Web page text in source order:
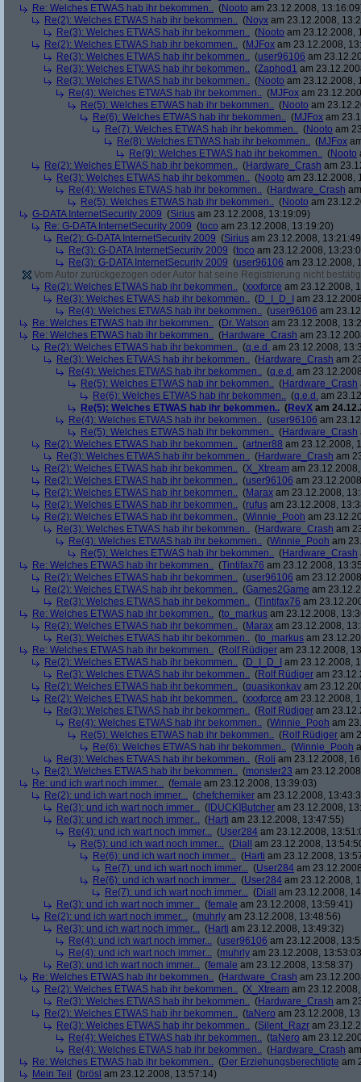
Re: Welches ETWAS hab ihr bekommen.. (Nooto am 23.12.2008,
Re(2): Welches ETWAS hab ihr bekommen.. (Noyx am 23.12.2008,
Re(3): Welches ETWAS hab ihr bekommen.. (Nooto am 23.12.2008,
Re(2): Welches ETWAS hab ihr bekommen.. (MJFox am 23.12.2008,
Re(3): Welches ETWAS hab ihr bekommen.. (user96106 am
Re(3): Welches ETWAS hab ihr bekommen.. (Zaphod1 am
Re(3): Welches ETWAS hab ihr bekommen.. (Nooto am 23.12.2008,
Re(4): Welches ETWAS hab ihr bekommen.. (MJFox am
Re(5): Welches ETWAS hab ihr bekommen.. (Nooto am
Re(6): Welches ETWAS hab ihr bekommen.. (MJFox am
Re(7): Welches ETWAS hab ihr bekommen.. (Nooto am
Re(8): Welches ETWAS hab ihr bekommen.. (MJFox
Re(9): Welches ETWAS hab ihr bekommen.. (Nooto
Re(2): Welches ETWAS hab ihr bekommen.. (Hardware_Crash am
Re(3): Welches ETWAS hab ihr bekommen.. (Nooto am 23.12.2008,
Re(4): Welches ETWAS hab ihr bekommen.. (Hardware_Crash
Re(5): Welches ETWAS hab ihr bekommen.. (Nooto am
G-DATA InternetSecurity 2009 (Sirius am 23.12.2008, 13:19:09)
Re: G-DATA InternetSecurity 2009 (toco am 23.12.2008, 13:19:20)
Re(2): G-DATA InternetSecurity 2009 (Sirius am 23.12.2008,
Re(3): G-DATA InternetSecurity 2009 (toco am 23.12.2008,
Re(3): G-DATA InternetSecurity 2009 (user96106 am 23.12.2008,
Vom Autor zurückgezogen oder Autor hat seine Registrierung nicht
Re(2): Welches ETWAS hab ihr bekommen.. (xxxforce am 23.12.2008,
Re(3): Welches ETWAS hab ihr bekommen.. (D_I_D_I
am
Re(4): Welches ETWAS hab ihr bekommen.. (user96106 am
Re: Welches ETWAS hab ihr bekommen.. (Dr. Watson am 23.12.2008,
Re: Welches ETWAS hab ihr bekommen.. (Hardware_Crash am
Re(2): Welches ETWAS hab ihr bekommen.. (q.e.d. am 23.12.2008,
Re(3): Welches ETWAS hab ihr bekommen.. (Hardware_Crash am
Re(4): Welches ETWAS hab ihr bekommen.. (q.e.d. am
Re(5): Welches ETWAS hab ihr bekommen.. (Hardware_Crash
Re(6): Welches ETWAS hab ihr bekommen.. (q.e.d. am
Re(5): Welches ETWAS hab ihr bekommen.. (RevX am
Re(4): Welches ETWAS hab ihr bekommen.. (user96106 am
Re(5): Welches ETWAS hab ihr bekommen.. (Hardware_Crash
Re(2): Welches ETWAS hab ihr bekommen.. (artner88 am 23.12.2008,
Re(3): Welches ETWAS hab ihr bekommen.. (Hardware_Crash am
Re(2): Welches ETWAS hab ihr bekommen.. (X_Xtream am
Re(2): Welches ETWAS hab ihr bekommen.. (user96106 am
Re(2): Welches ETWAS hab ihr bekommen.. (Marax am 23.12.2008,
Re(2): Welches ETWAS hab ihr bekommen.. (rufus am 23.12.2008,
Re(2): Welches ETWAS hab ihr bekommen.. (Winnie_Pooh am
Re(3): Welches ETWAS hab ihr bekommen.. (Hardware_Crash am
Re(4): Welches ETWAS hab ihr bekommen.. (Winnie_Pooh am
Re(5): Welches ETWAS hab ihr bekommen.. (Hardware_Crash
Re: Welches ETWAS hab ihr bekommen.. (Tintifax76 am 23.12.2008,
Re(2): Welches ETWAS hab ihr bekommen.. (user96106 am
Re(2): Welches ETWAS hab ihr bekommen.. (Games2Game am
Re(3): Welches ETWAS hab ihr bekommen.. (Tintifax76 am
Re: Welches ETWAS hab ihr bekommen.. (to_markus am 23.12.2008,
Re(2): Welches ETWAS hab ihr bekommen.. (Marax am 23.12.2008,
Re(3): Welches ETWAS hab ihr bekommen.. (to_markus am
Re: Welches ETWAS hab ihr bekommen.. (Rolf Rüdiger am 23.12.2008,
Re(2): Welches ETWAS hab ihr bekommen.. (D_I_D_I
am 23.12.2008,
Re(3): Welches ETWAS hab ihr bekommen.. (Rolf Rüdiger am
Re(2): Welches ETWAS hab ihr bekommen.. (quasikonkav am
Re(2): Welches ETWAS hab ihr bekommen.. (xxxforce am 23.12.2008,
Re(3): Welches ETWAS hab ihr bekommen.. (Rolf Rüdiger am
Re(4): Welches ETWAS hab ihr bekommen.. (Winnie_Pooh am
Re(5): Welches ETWAS hab ihr bekommen.. (Rolf Rüdiger am
Re(6): Welches ETWAS hab ihr bekommen.. (Winnie_Pooh
Re(3): Welches ETWAS hab ihr bekommen.. (Roli am 23.12.2008,
Re(2): Welches ETWAS hab ihr bekommen.. (monster23 am
Re: und ich wart noch immer... (female am 23.12.2008, 13:39:03)
Re(2): und ich wart noch immer... (chefchemiker am 23.12.2008,
Re(3): und ich wart noch immer... ([DUCK]Butcher am 23.12.2008,
Re(3): und ich wart noch immer... (Harti am 23.12.2008, 13:47:55)
Re(4): und ich wart noch immer... (User284 am 23.12.2008,
Re(5): und ich wart noch immer... (Diall
am 23.12.2008,
Re(6): und ich wart noch immer... (Harti am 23.12.2008,
Re(7): und ich wart noch immer... (User284 am
Re(6): und ich wart noch immer... (User284 am 23.12.2008,
Re(7): und ich wart noch immer... (Diall
am 23.12.2008,
Re(3): und ich wart noch immer... (female am 23.12.2008, 13:59:41)
Re(2): und ich wart noch immer... (muhrly am 23.12.2008, 13:48:56)
Re(3): und ich wart noch immer... (Harti am 23.12.2008, 13:49:32)
Re(4): und ich wart noch immer... (user96106 am 23.12.2008,
Re(4): und ich wart noch immer... (muhrly am 23.12.2008,
Re(3): und ich wart noch immer... (female am 23.12.2008, 13:58:37)
Re: Welches ETWAS hab ihr bekommen.. (Hardware_Crash am
Re(2): Welches ETWAS hab ihr bekommen.. (X_Xtream am
Re(3): Welches ETWAS hab ihr bekommen.. (Hardware_Crash am
Re(2): Welches ETWAS hab ihr bekommen.. (taNero am 23.12.2008,
Re(3): Welches ETWAS hab ihr bekommen.. (Silent_Razr am
Re(4): Welches ETWAS hab ihr bekommen.. (taNero am
Re(4): Welches ETWAS hab ihr bekommen.. (Hardware_Crash
Re: Welches ETWAS hab ihr bekommen.. (Der Erziehungsberechtigte am
Mein Teil
(brösl am 23.12.2008, 13:57:14)